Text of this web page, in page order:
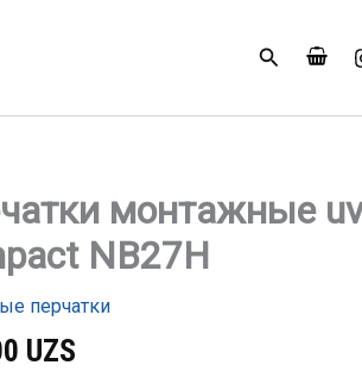
Поиск
монтажные
NB27H
перчатки
UZS